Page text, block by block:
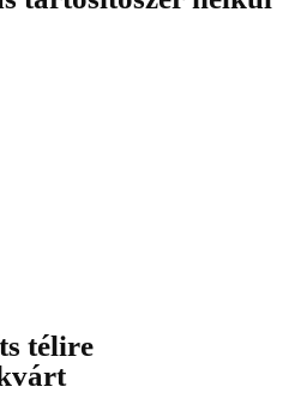
télire